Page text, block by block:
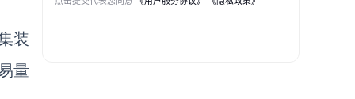
装
量